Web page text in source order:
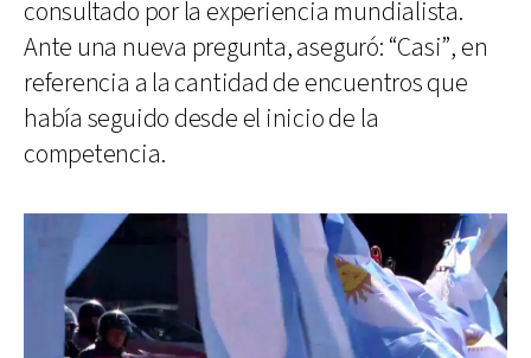
consultado por la experiencia mundialista.
Ante una nueva pregunta, aseguró: “Casi”, en
referencia a la cantidad de encuentros que
había seguido desde el inicio de la
competencia.